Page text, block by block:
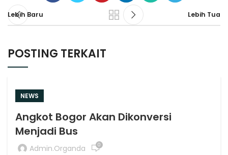
Lebih Baru Lebih Tua
POSTING TERKAIT
NEWS
Angkot Bogor Akan Dikonversi
Menjadi Bus
Admin.organda 0